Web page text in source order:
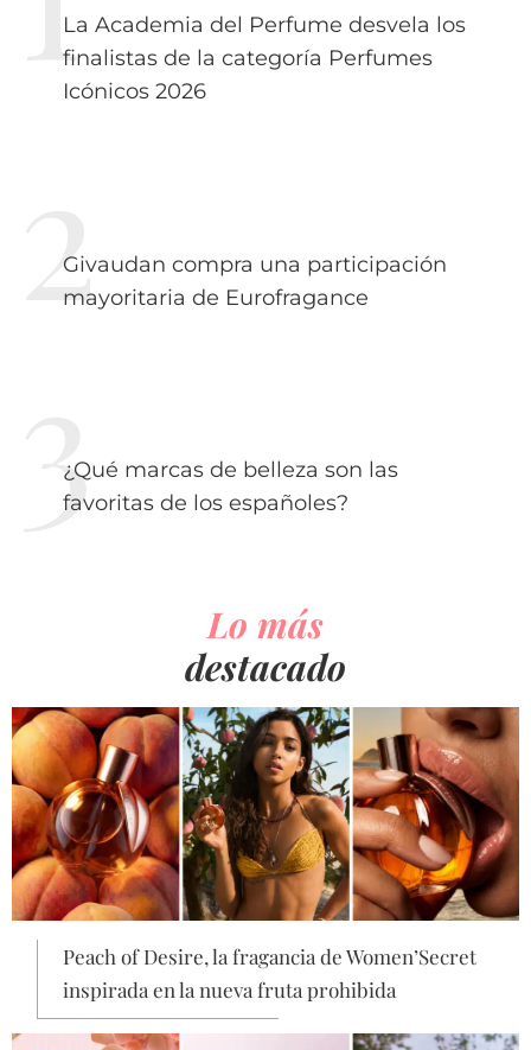
La Academia del Perfume desvela los
finalistas de la categoría Perfumes
Icónicos 2026
Givaudan compra una participación
mayoritaria de Eurofragance
¿Qué marcas de belleza son las
favoritas de los españoles?
Lo más
destacado
Peach of Desire, la fragancia de Women’Secret
inspirada en la nueva fruta prohibida